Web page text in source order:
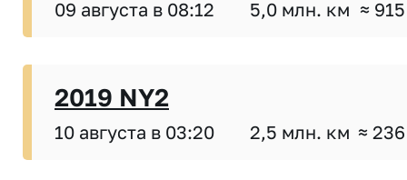
09 августа в 08:12 5,0 млн. км ≈
2019 NY2
10 августа в 03:20 2,5 млн. км ≈